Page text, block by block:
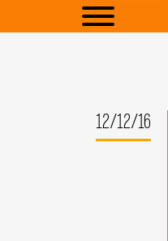
12/12/16